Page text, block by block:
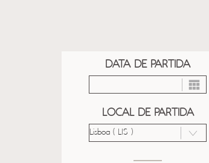
DATA DE PARTIDA
LOCAL DE PARTIDA